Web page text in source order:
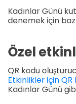
Kadınlar Günü
denemek için
Özel
QR kodu
Etkinlikler için
Kadınlar Günü